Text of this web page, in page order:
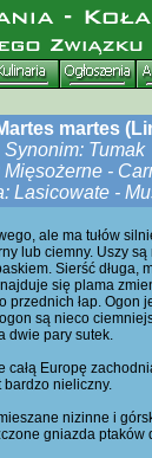
martes
Synonim: Tumak
Mięsożerne -
Lasicowate -
ale ma tułów
lub ciemny. Uszy
Sierść długa,
się plama
łap. Ogon
są nieco
dwie pary sutek.
Europę
bardzo nieliczny.
nizinne i
gniazda